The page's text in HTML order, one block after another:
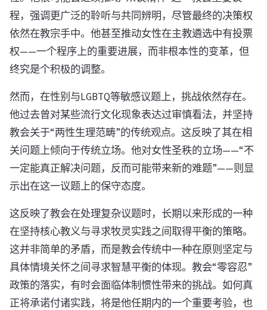
程，强调更广泛的聆听与共同辨明，尽管最终的决策权
依然在教宗手中。他甚至推动女性在主教遴选中有投票
权——一个程序上的重要进展，而非根本性的变革，但
终究是个积极的调整。
然而，在性别与LGBTQ等敏感议题上，挑战依然存在。
他过去曾对某些流行文化现象表达过审慎看法，并坚持
教会关于“两性生理范畴”的传统观点。这反映了其在相
关问题上倾向于传统立场。他对女性圣秩的立场——“不
一定能真正解决问题，反而可能带来新的难题”——则显
示出在这一议题上的保守态度。
这反映了教会在处理复杂议题时，长期以来形成的一种
在坚持核心教义与寻求牧灵实践之间取得平衡的策略。
这并非简单的矛盾，而是教会传统中一种在原则坚定与
具体情境关怀之间寻求智慧平衡的体现。教会“零容忍”
政策的落实，有时会面临体制惯性带来的挑战。如何真
正将承诺付诸实践，将是他任期内的一个重要考验，也